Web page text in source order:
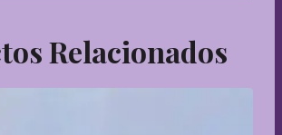
Relacionados